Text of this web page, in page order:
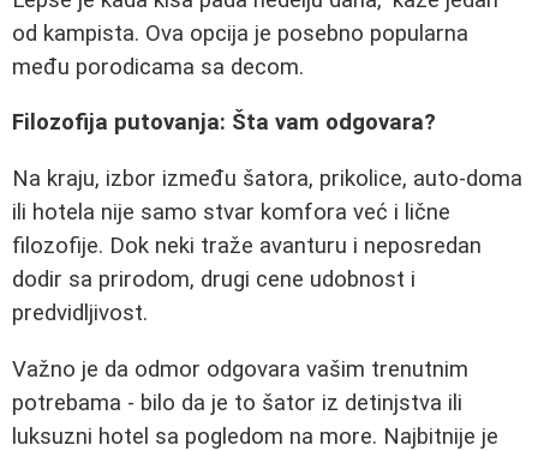
od kampista. Ova opcija je posebno popularna
među porodicama sa decom.
Filozofija putovanja: Šta vam odgovara?
Na kraju, izbor između šatora, prikolice, auto-doma
ili hotela nije samo stvar komfora već i lične
filozofije. Dok neki traže avanturu i neposredan
dodir sa prirodom, drugi cene udobnost i
predvidljivost.
Važno je da odmor odgovara vašim trenutnim
potrebama - bilo da je to šator iz detinjstva ili
luksuzni hotel sa pogledom na more. Najbitnije je